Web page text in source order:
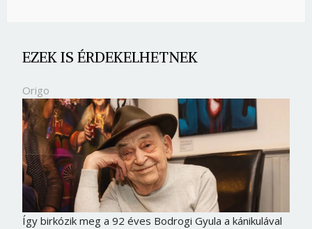
EZEK IS ÉRDEKELHETNEK
Origo
Így birkózik meg a 92 éves Bodrogi Gyula a kánikulával